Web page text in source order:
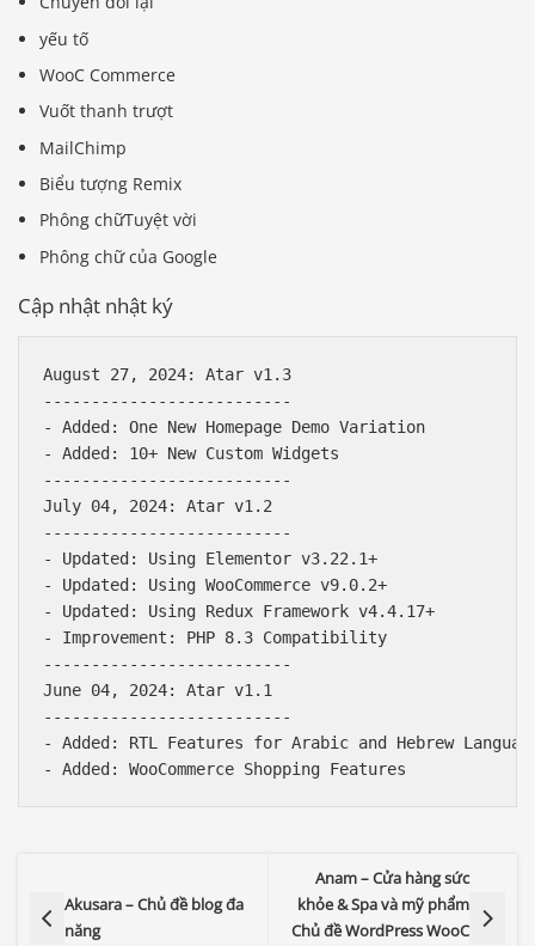
yếu tố
WooC Commerce
Vuốt thanh trượt
MailChimp
Biểu tượng Remix
Phông chữTuyệt vời
Phông chữ của Google
Cập nhật nhật ký
August 27, 2024: Atar v1.3
--------------------------
- Added: One New Homepage Demo Variation
- Added: 10+ New Custom Widgets
--------------------------
July 04, 2024: Atar v1.2
--------------------------
- Updated: Using Elementor v3.22.1+
- Updated: Using WooCommerce v9.0.2+
- Updated: Using Redux Framework v4.4.17+
- Improvement: PHP 8.3 Compatibility
--------------------------
June 04, 2024: Atar v1.1
--------------------------
- Added: RTL Features for Arabic and Hebrew
Akusara – Chủ đề blog đa
năng
Anam – Cửa hàng sức
khỏe & Spa và mỹ phẩm
Chủ đề WordPress WooC